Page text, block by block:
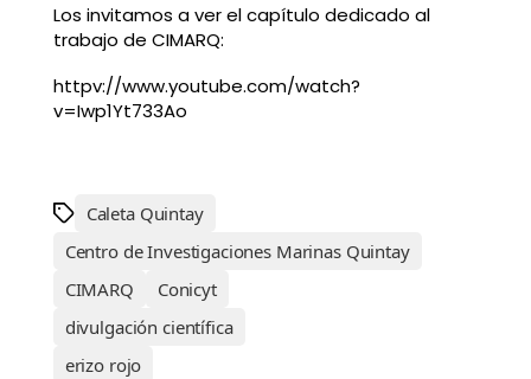
Los invitamos a ver el capítulo dedicado al
trabajo de CIMARQ:
httpv://www.youtube.com/watch?
v=Iwp1Yt733Ao
Caleta Quintay
Centro de Investigaciones Marinas Quintay
CIMARQ
Conicyt
divulgación científica
erizo rojo